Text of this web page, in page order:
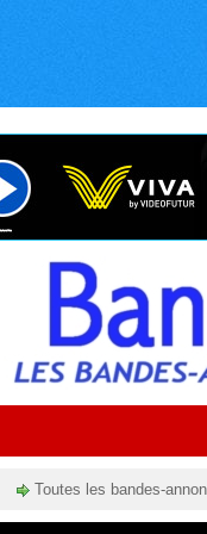
Toutes les bandes-